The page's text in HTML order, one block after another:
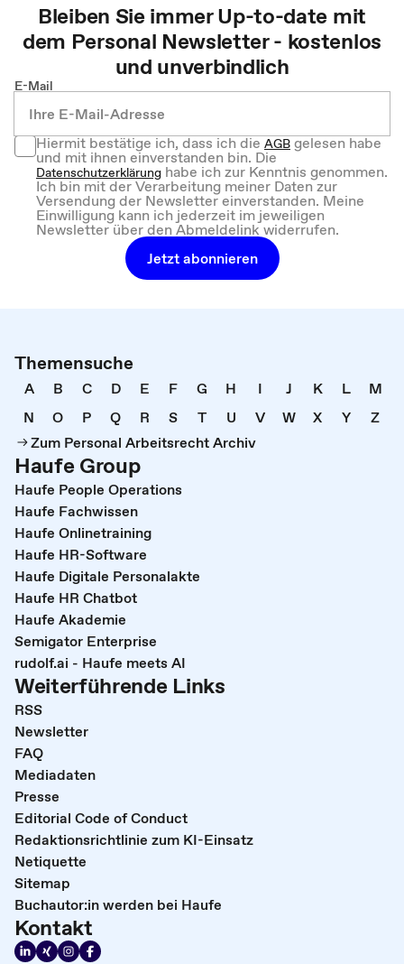
Bleiben Sie immer Up-to-date mit
dem Personal Newsletter - kostenlos
und unverbindlich
E-Mail
Hiermit bestätige ich, dass ich dieAGBgelesen habe
und mit ihnen einverstanden bin. Die
Datenschutzerklärung habe ich zur Kenntnis genommen.
Ich bin mit der Verarbeitung meiner Daten zur
Versendung der Newsletter einverstanden. Meine
Einwilligung kann ich jederzeit im jeweiligen
Newsletter über den Abmeldelink widerrufen.
Jetzt abonnieren
Themensuche
A B C D E F G H I J K L
M
N
O P Q R S T U V W X Y
Z
Zum Personal Arbeitsrecht Archiv
Haufe Group
Haufe People Operations
Haufe Fachwissen
Haufe Onlinetraining
Haufe HR-Software
Haufe Digitale Personalakte
Haufe HR Chatbot
Haufe Akademie
Semigator Enterprise
rudolf.ai - Haufe meets AI
Weiterführende Links
RSS
Newsletter
FAQ
Mediadaten
Presse
Editorial Code of Conduct
Redaktionsrichtlinie zum KI-Einsatz
Netiquette
Sitemap
Buchautor:in werden bei Haufe
Kontakt